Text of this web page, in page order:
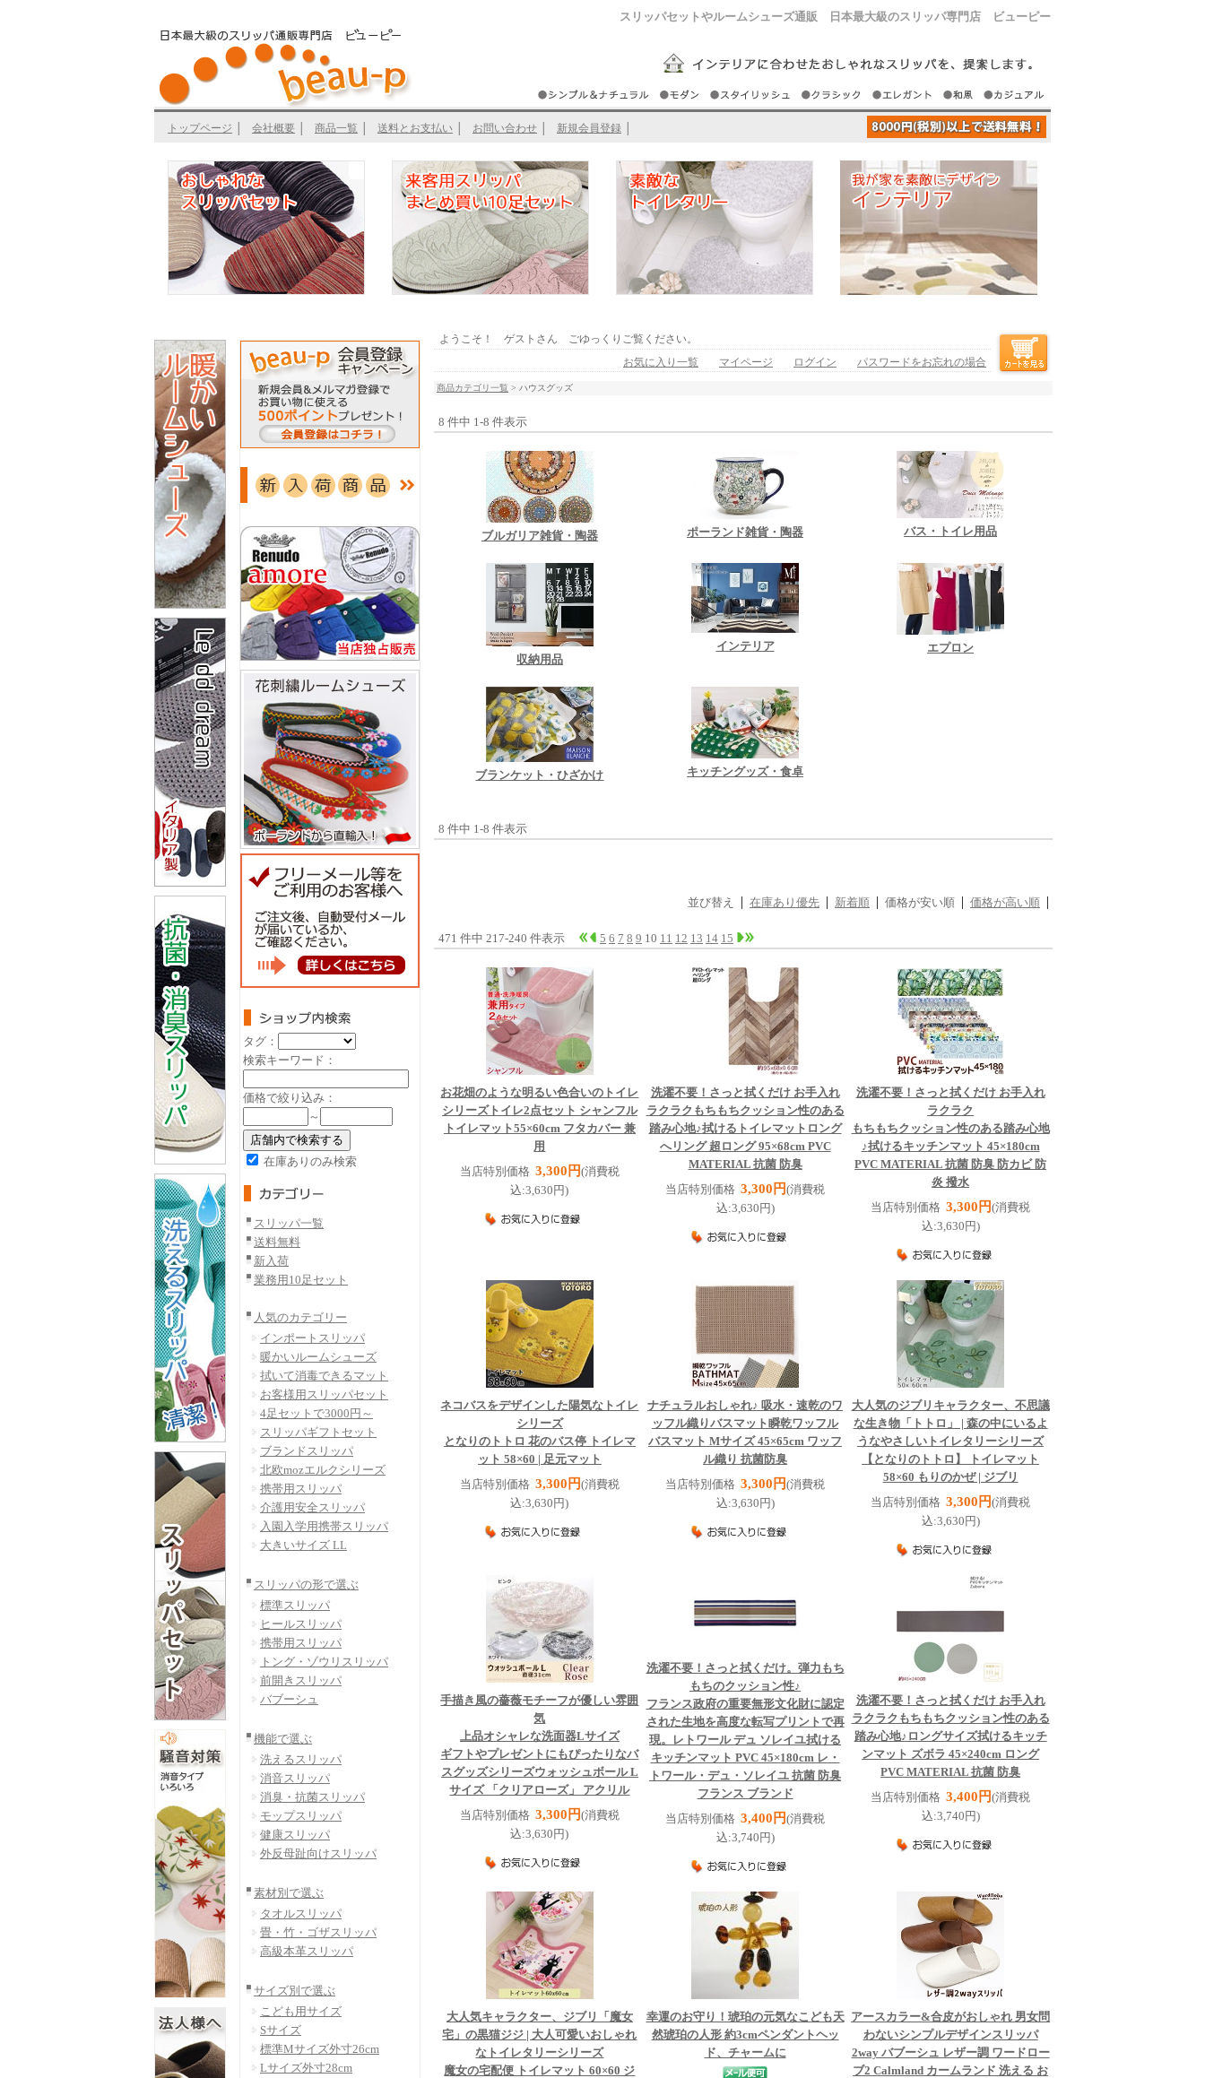
スリッパセットやルームシューズ通販 日本最大級のスリッパ専門店 ビューピー
トップページ 会社概要 商品一覧 送料とお支払い お問い合わせ 新規会員登録
タグ：
検索キーワード：
価格で絞り込み：
～
在庫ありのみ検索
スリッパ一覧
送料無料
新入荷
業務用10足セット
人気のカテゴリー
インポートスリッパ
暖かいルームシューズ
拭いて消毒できるマット
お客様用スリッパセット
4足セットで3000円～
スリッパギフトセット
ブランドスリッパ
北欧mozエルクシリーズ
携帯用スリッパ
介護用安全スリッパ
入園入学用携帯スリッパ
大きいサイズ LL
スリッパの形で選ぶ
標準スリッパ
ヒールスリッパ
携帯用スリッパ
トング・ゾウリスリッパ
前開きスリッパ
バブーシュ
機能で選ぶ
洗えるスリッパ
消音スリッパ
消臭・抗菌スリッパ
モップスリッパ
健康スリッパ
外反母趾向けスリッパ
素材別で選ぶ
タオルスリッパ
畳・竹・ゴザスリッパ
高級本革スリッパ
サイズ別で選ぶ
こども用サイズ
Sサイズ
標準Mサイズ外寸26cm
Lサイズ外寸28cm
ようこそ！ ゲストさん ごゆっくりご覧ください。
お気に入り一覧
マイページ ログイン パスワードをお忘れの場合
商品カテゴリ一覧 > ハウスグッズ
8 件中 1-8 件表示
ブルガリア雑貨・陶器 ポーランド雑貨・陶器 バス・トイレ用品
収納用品
インテリア エプロン
ブランケット・ひざかけ キッチングッズ・食卓
8 件中 1-8 件表示
並び替え 在庫あり優先 新着順 価格が安い順 価格が高い順
471 件中 217-240 件表示 5 6 7 8 9 10 11 12 13 14 15
お花畑のような明るい色合いのトイレ
シリーズトイレ2点セット シャンフル
トイレマット55×60cm フタカバー 兼
用
当店特別価格 3,300円(消費税
込:3,630円)
洗濯不要！さっと拭くだけ お手入れ
ラクラクもちもちクッション性のある
踏み心地♪拭けるトイレマットロング
へリング 超ロング 95×68cm PVC
MATERIAL 抗菌 防臭
当店特別価格 3,300円(消費税
込:3,630円)
洗濯不要！さっと拭くだけ お手入れ
ラクラク
もちもちクッション性のある踏み心地
♪拭けるキッチンマット 45×180cm
PVC MATERIAL 抗菌 防臭 防カビ 防
炎 撥水
当店特別価格 3,300円(消費税
込:3,630円)
ネコバスをデザインした陽気なトイレ
シリーズ
となりのトトロ 花のバス停 トイレマ
ット 58×60 | 足元マット
当店特別価格 3,300円(消費税
込:3,630円)
ナチュラルおしゃれ♪ 吸水・速乾のワ
ッフル織りバスマット 瞬乾ワッフル
バスマット Mサイズ 45×65cm ワッフ
ル織り 抗菌防臭
当店特別価格 3,300円(消費税
込:3,630円)
大人気のジブリキャラクター、不思議
な生き物「トトロ」 | 森の中にいるよ
うなやさしいトイレタリーシリーズ
【となりのトトロ】 トイレマット
58×60 もりのかぜ | ジブリ
当店特別価格 3,300円(消費税
込:3,630円)
手描き風の薔薇モチーフが優しい雰囲
気
上品オシャレな洗面器Lサイズ
ギフトやプレゼントにもぴったりなバ
スグッズシリーズウォッシュボール L
サイズ 「クリアローズ」 アクリル
当店特別価格 3,300円(消費税
込:3,630円)
洗濯不要！さっと拭くだけ。弾力もち
もちのクッション性♪
フランス政府の重要無形文化財に認定
された生地を高度な転写プリントで再
現。レトワール デュ ソレイユ拭ける
キッチンマット PVC 45×180cm レ・
トワール・デュ・ソレイユ 抗菌 防臭
フランス ブランド
当店特別価格 3,400円(消費税
込:3,740円)
洗濯不要！さっと拭くだけ お手入れ
ラクラクもちもちクッション性のある
踏み心地♪ロングサイズ拭けるキッチ
ンマット ズボラ 45×240cm ロング
PVC MATERIAL 抗菌 防臭
当店特別価格 3,400円(消費税
込:3,740円)
大人気キャラクター、ジブリ「魔女
宅」の黒猫ジジ | 大人可愛いおしゃれ
なトイレタリーシリーズ
魔女の宅配便 トイレマット 60×60 ジ
幸運のお守り！琥珀の元気なこども天
然琥珀の人形 約3cmペンダントヘッ
ド、チャームに
アースカラー&合皮がおしゃれ 男女問
わないシンプルデザインスリッパ
2way バブーシュ レザー調 ワードロー
ブ2 Calmland カームランド 洗える お